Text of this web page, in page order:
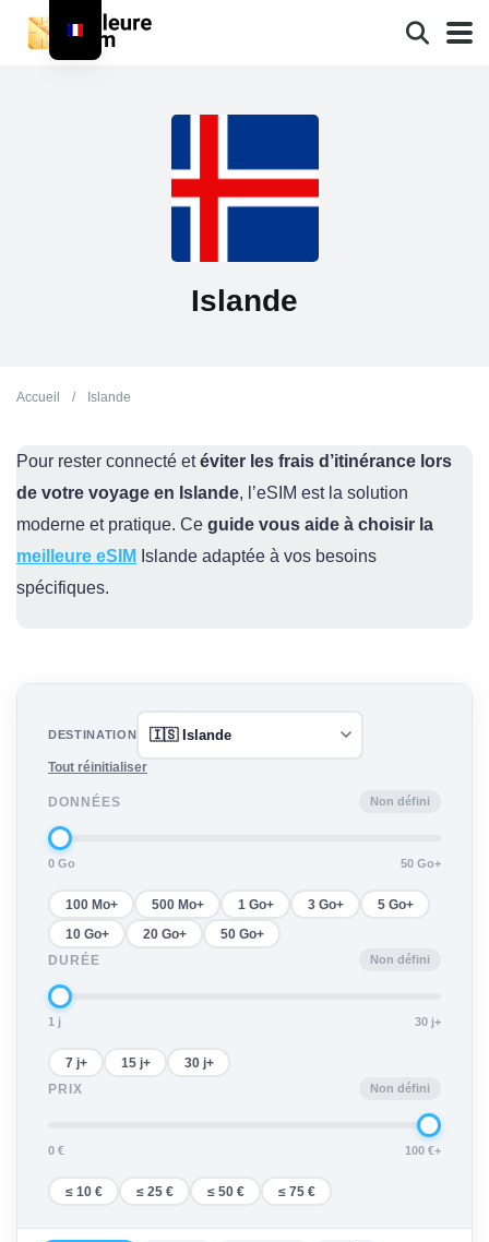
Islande
Accueil / Islande
Pour rester connecté etéviter les frais d’itinérance lors
de votre voyage en Islande, l’eSIM est la solution
moderne et pratique. Ce guide vous aide à choisir la
meilleure eSIM Islande adaptée à vos besoins
spécifiques.
DESTINATION
Tout réinitialiser
DONNÉES Non défini
0 Go 50 Go+
100 Mo+ 500 Mo+ 1 Go+ 3 Go+ 5 Go+
10 Go+ 20 Go+
50 Go+
DURÉE
Non défini
1 j 30 j+
7 j+ 15 j+
30 j+
PRIX
Non défini
0 € 100 €+
≤ 10 € ≤ 25 € ≤ 50 € ≤ 75 €